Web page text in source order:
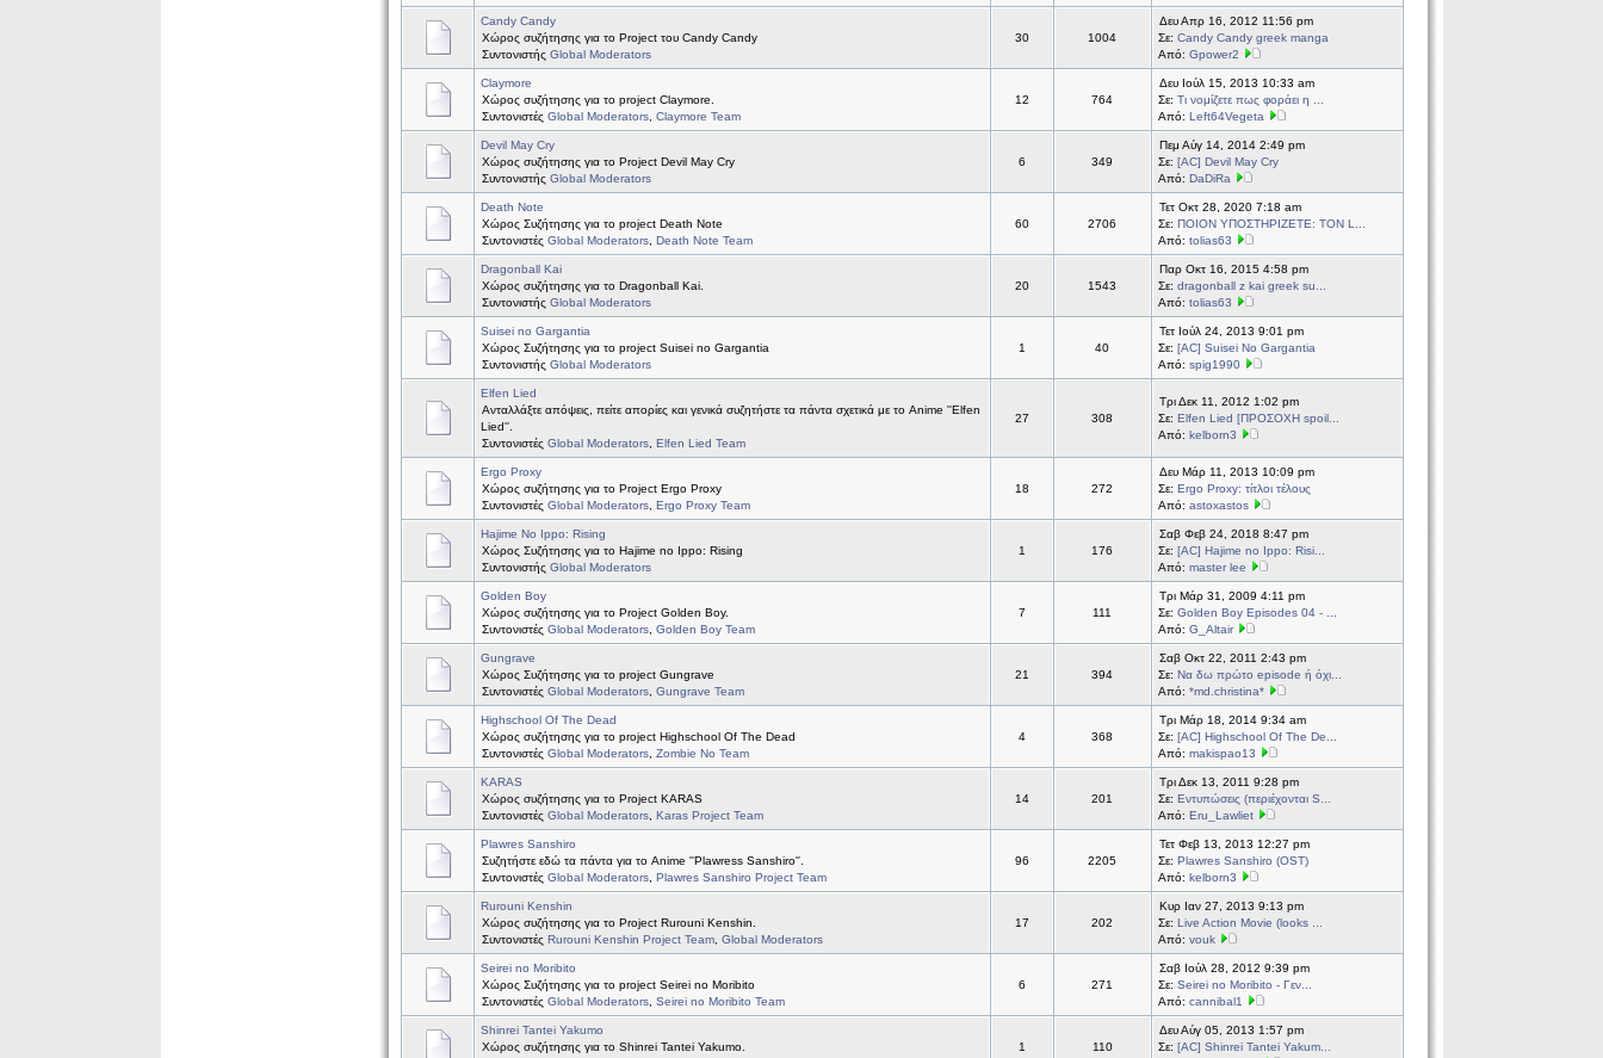
Candy Candy
Χώρος συζήτησης για το Project του Candy Candy
Συντονιστής Global Moderators
30 1004
Δευ Απρ 16, 2012 11:56 pm
Σε: Candy Candy greek manga
Από: Gpower2
Claymore
Χώρος συζήτησης για το project Claymore.
Συντονιστές Global Moderators, Claymore Team
12 764
Δευ Ιούλ 15, 2013 10:33 am
Σε: Τι νομίζετε πως φοράει η ...
Από: Left64Vegeta
Devil May Cry
Χώρος συζήτησης για το Project Devil May Cry
Συντονιστής Global Moderators
6 349
Πεμ Αύγ 14, 2014 2:49 pm
Σε: [AC] Devil May Cry
Από: DaDiRa
Death Note
Χώρος Συζήτησης για το project Death Note
Συντονιστές Global Moderators, Death Note Team
60 2706
Τετ Οκτ 28, 2020 7:18 am
Σε: ΠΟΙΟΝ ΥΠΟΣΤΗΡΙΖΕΤΕ: ΤΟΝ L...
Από: tolias63
Dragonball Kai
Χώρος συζήτησης για το Dragonball Kai.
Συντονιστής Global Moderators
20 1543
Παρ Οκτ 16, 2015 4:58 pm
Σε: dragonball z kai greek su...
Από: tolias63
Suisei no Gargantia
Χώρος Συζήτησης για το project Suisei no Gargantia
Συντονιστής Global Moderators
1 40
Τετ Ιούλ 24, 2013 9:01 pm
Σε: [AC] Suisei No Gargantia
Από: spig1990
Elfen Lied
Ανταλλάξτε απόψεις, πείτε απορίες και γενικά συζητήστε τα πάντα σχετικά με το Anime ''Elfen
Lied''.
Συντονιστές Global Moderators, Elfen Lied Team
27 308
Τρι Δεκ 11, 2012 1:02 pm
Σε: Elfen Lied [ΠΡΟΣΟΧΗ spoil...
Από: kelborn3
Ergo Proxy
Χώρος συζήτησης για το Project Ergo Proxy
Συντονιστές Global Moderators, Ergo Proxy Team
18 272
Δευ Μάρ 11, 2013 10:09 pm
Σε: Ergo Proxy: τίτλοι τέλους
Από: astoxastos
Hajime No Ippo: Rising
Χώρος Συζήτησης για το Hajime no Ippo: Rising
Συντονιστής Global Moderators
1 176
Σαβ Φεβ 24, 2018 8:47 pm
Σε: [AC] Hajime no Ippo: Risi...
Από: master lee
Golden Boy
Χώρος συζήτησης για το Project Golden Boy.
Συντονιστές Global Moderators, Golden Boy Team
7 111
Τρι Μάρ 31, 2009 4:11 pm
Σε: Golden Boy Episodes 04 - ...
Από: G_Altair
Gungrave
Χώρος Συζήτησης για το project Gungrave
Συντονιστές Global Moderators, Gungrave Team
21 394
Σαβ Οκτ 22, 2011 2:43 pm
Σε: Να δω πρώτο episode ή όχι...
Από: *md.christina*
Highschool Of The Dead
Χώρος συζήτησης για το project Highschool Of The Dead
Συντονιστές Global Moderators, Zombie No Team
4 368
Τρι Μάρ 18, 2014 9:34 am
Σε: [AC] Highschool Of The De...
Από: makispao13
KARAS
Χώρος συζήτησης για το Project KARAS
Συντονιστές Global Moderators, Karas Project Team
14 201
Τρι Δεκ 13, 2011 9:28 pm
Σε: Εντυπώσεις (περιέχονται S...
Από: Eru_Lawliet
Plawres Sanshiro
Συζητήστε εδώ τα πάντα για το Anime ''Plawress Sanshiro''.
Συντονιστές Global Moderators, Plawres Sanshiro Project Team
96 2205
Τετ Φεβ 13, 2013 12:27 pm
Σε: Plawres Sanshiro (OST)
Από: kelborn3
Rurouni Kenshin
Χώρος συζήτησης για το Project Rurouni Kenshin.
Συντονιστές Rurouni Kenshin Project Team, Global Moderators
17 202
Κυρ Ιαν 27, 2013 9:13 pm
Σε: Live Action Movie (looks ...
Από: vouk
Seirei no Moribito
Χώρος Συζήτησης για το project Seirei no Moribito
Συντονιστές Global Moderators, Seirei no Moribito Team
6 271
Σαβ Ιούλ 28, 2012 9:39 pm
Σε: Seirei no Moribito - Γεν...
Από: cannibal1
Shinrei Tantei Yakumo
Χώρος συζήτησης για το Shinrei Tantei Yakumo.
1 110
Δευ Αύγ 05, 2013 1:57 pm
Σε: [AC] Shinrei Tantei Yakum...